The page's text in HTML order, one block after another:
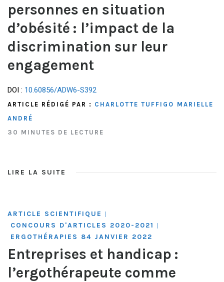
personnes en situation
d’obésité : l’impact de la
discrimination sur leur
engagement
DOI : 10.60856/ADW6-S392
ARTICLE RÉDIGÉ PAR : CHARLOTTE TUFFIGO MARIELLE
ANDRÉ
30 MINUTES DE LECTURE
LIRE LA SUITE
ARTICLE SCIENTIFIQUE
CONCOURS D'ARTICLES 2020-2021
ERGOTHÉRAPIES 84 JANVIER 2022
Entreprises et handicap :
l’ergothérapeute comme